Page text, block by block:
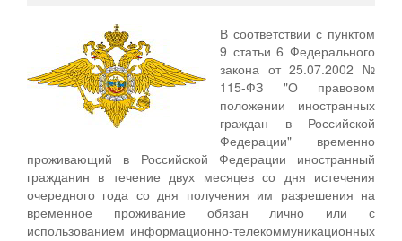
В соответствии с пунктом
9 статьи 6 Федерального
закона от 25.07.2002 №
115-ФЗ "О правовом
положении иностранных
граждан в Российской
Федерации" временно
проживающий в Российской Федерации иностранный
гражданин в течение двух месяцев со дня истечения
очередного года со дня получения им разрешения на
временное проживание обязан лично или с
использованием информационно-телекоммуникационных